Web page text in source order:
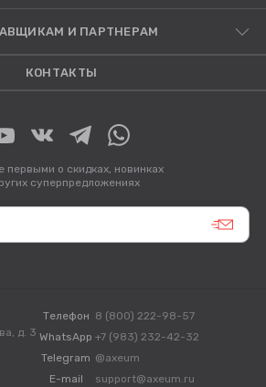
И ПАРТНЕРАМ
КОНТАКТЫ
первыми о скидках, новинках
суперпредложениях
д. 3
Телефон 8 (800) 222-98-57
WhatsApp +7 (983) 232-42-32
Telegram @axeum
E-mail
support@axeum.ru